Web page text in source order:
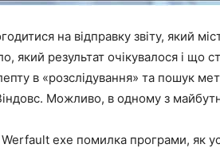
на відправку звіту, який
який результат очікувалося і
в «розслідування» та пошук
Можливо, в одному з
exe помилка програми, як